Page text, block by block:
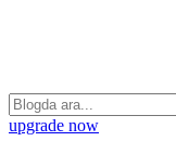
upgrade now